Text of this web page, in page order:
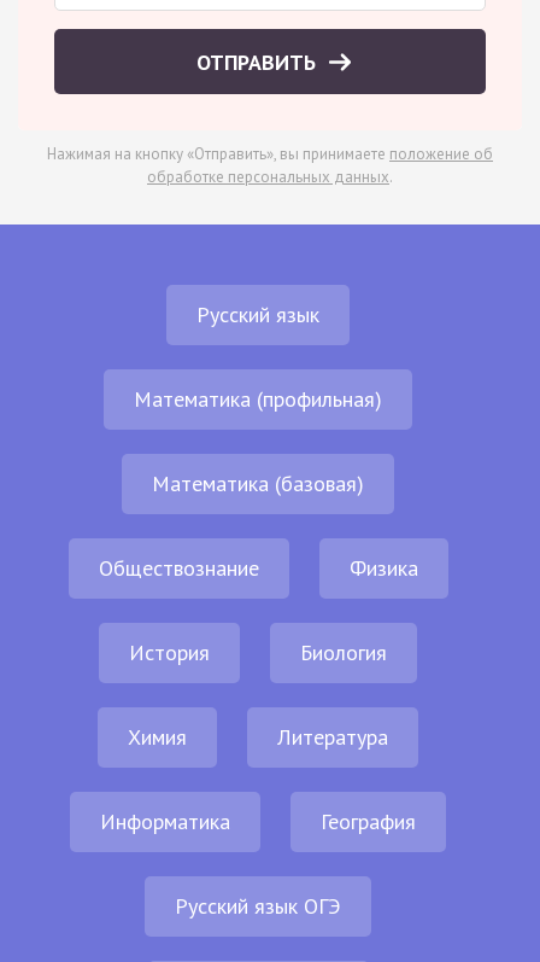
ОТПРАВИТЬ
Нажимая на кнопку «Отправить», вы принимаете положение об
обработке персональных данных.
Русский язык
Математика (профильная)
Математика (базовая)
Обществознание Физика
История Биология
Химия Литература
Информатика География
Русский язык ОГЭ